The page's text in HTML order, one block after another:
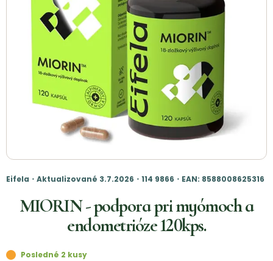
Eifela・Aktualizované 3.7.2026・114 9866・EAN: 8588008625316
MIORIN - podpora pri myómoch a
endometrióze 120kps.
Posledné 2 kusy